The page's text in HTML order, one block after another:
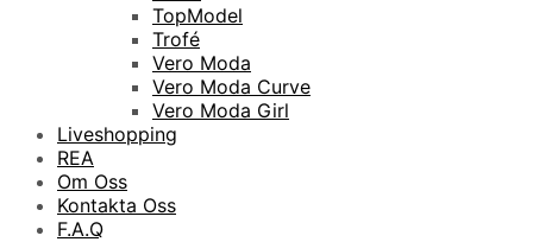
TopModel
Trofé
Vero Moda
Vero Moda Curve
Vero Moda Girl
Liveshopping
REA
Om Oss
Kontakta Oss
F.A.Q